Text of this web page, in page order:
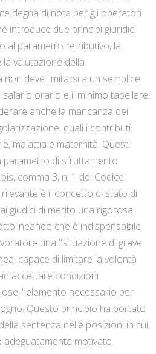
degna di nota per gli operatori
introduce due principi giuridici
al parametro retributivo, la
valutazione della
deve limitarsi a un semplice
orario e il minimo tabellare.
anche la mancanza dei
quali i contributi
malattia e maternità. Questi
di sfruttamento
comma 3, n. 1 del Codice
è il concetto di stato di
giudici di merito una rigorosa
che è indispensabile
una "situazione di grave
capace di limitare la volontà
accettare condizioni
elemento necessario per
Questo principio ha portato
sentenza nelle posizioni in cui
motivato.